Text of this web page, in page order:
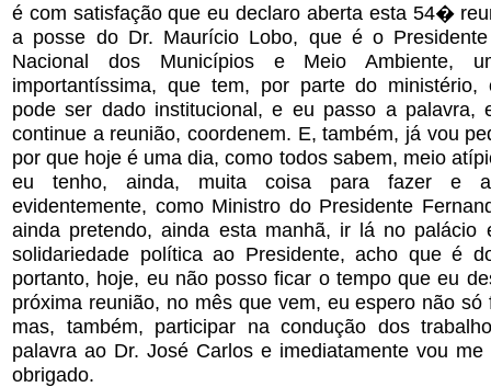
é com satisfação que eu declaro aberta esta 54�
a posse do Dr. Maurício Lobo, que é o
Nacional dos Municípios e Meio Ambiente,
importantíssima, que tem, por parte do ministério,
pode ser dado institucional, e eu passo a palavra,
continue a reunião, coordenem. E, também, já vou
por que hoje é uma dia, como todos sabem, meio
eu tenho, ainda, muita coisa para fazer e
evidentemente, como Ministro do Presidente
ainda pretendo, ainda esta manhã, ir lá no palácio
solidariedade política ao Presidente, acho que é
portanto, hoje, eu não posso ficar o tempo que eu
próxima reunião, no mês que vem, eu espero não só
mas, também, participar na condução dos
palavra ao Dr. José Carlos e imediatamente vou me
obrigado.